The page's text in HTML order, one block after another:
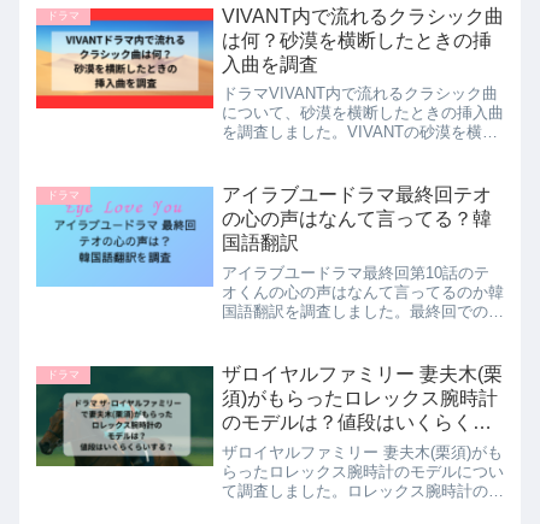
ところ、パティスリーMONの洋菓子店
のロケ地やケーキ監修は、...
ドラマ
VIVANT内で流れるクラシック曲
は何？砂漠を横断したときの挿
入曲を調査
ドラマVIVANT内で流れるクラシック曲
について、砂漠を横断したときの挿入曲
を調査しました。VIVANTの砂漠を横断
説明は本文をご覧ください。
ドラマ
アイラブユードラマ最終回テオ
の心の声はなんて言ってる？韓
国語翻訳
アイラブユードラマ最終回第10話のテ
オくんの心の声はなんて言ってるのか韓
国語翻訳を調査しました。最終回での韓
す。
ドラマ
ザロイヤルファミリー 妻夫木(栗
須)がもらったロレックス腕時計
のモデルは？値段はいくらくら
いする？
ザロイヤルファミリー 妻夫木(栗須)がも
らったロレックス腕時計のモデルについ
て調査しました。ロレックス腕時計の値